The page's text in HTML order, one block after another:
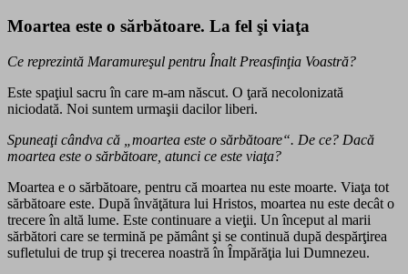
Moartea este o sărbătoare. La fel şi viaţa
Ce reprezintă Maramureşul pentru Înalt Preasfinţia Voastră?
Este spaţiul sacru în care m-am născut. O ţară necolonizată
niciodată. Noi suntem urmaşii dacilor liberi.
Spuneaţi cândva că „moartea este o sărbătoare“. De ce? Dacă
moartea este o sărbătoare, atunci ce este viaţa?
Moartea e o sărbătoare, pentru că moartea nu este moarte. Viaţa tot
sărbătoare este. După învăţătura lui Hristos, moartea nu este decât o
trecere în altă lume. Este continuare a vieţii. Un început al marii
sărbători care se termină pe pământ şi se continuă după despărţirea
sufletului de trup şi trecerea noastră în Împărăţia lui Dumnezeu.